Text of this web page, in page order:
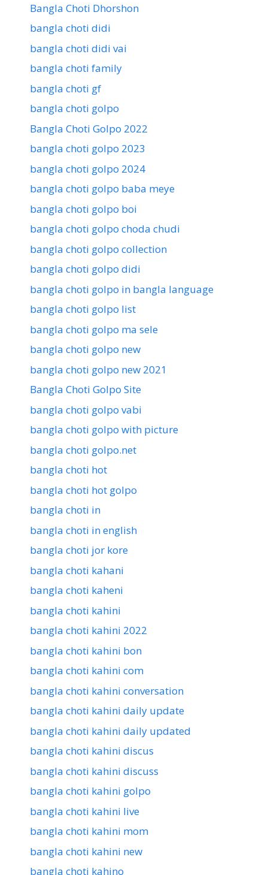
Bangla Choti Dhorshon
bangla choti didi
bangla choti didi vai
bangla choti family
bangla choti gf
bangla choti golpo
Bangla Choti Golpo 2022
bangla choti golpo 2023
bangla choti golpo 2024
bangla choti golpo baba meye
bangla choti golpo boi
bangla choti golpo choda chudi
bangla choti golpo collection
bangla choti golpo didi
bangla choti golpo in bangla language
bangla choti golpo list
bangla choti golpo ma sele
bangla choti golpo new
bangla choti golpo new 2021
Bangla Choti Golpo Site
bangla choti golpo vabi
bangla choti golpo with picture
bangla choti golpo.net
bangla choti hot
bangla choti hot golpo
bangla choti in
bangla choti in english
bangla choti jor kore
bangla choti kahani
bangla choti kaheni
bangla choti kahini
bangla choti kahini 2022
bangla choti kahini bon
bangla choti kahini com
bangla choti kahini conversation
bangla choti kahini daily update
bangla choti kahini daily updated
bangla choti kahini discus
bangla choti kahini discuss
bangla choti kahini golpo
bangla choti kahini live
bangla choti kahini mom
bangla choti kahini new
bangla choti kahino